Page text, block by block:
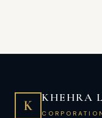
K
KHEHRA